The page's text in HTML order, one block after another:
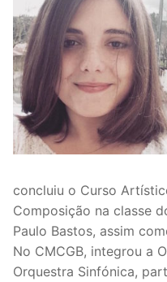
concluiu o Curso
Composição na classe
Paulo Bastos, assim
No CMCGB, integrou a
Orquestra Sinfónica,